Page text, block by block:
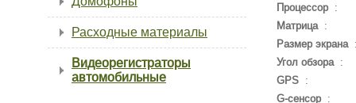
Процессор:
Матрица:
Размер экрана
Угол обзора:
GPS :
G-сенсор:
Расходные материалы
Видеорегистраторы
автомобильные